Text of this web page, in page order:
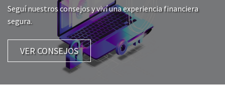
Seguí nuestros consejos y viví una experiencia financiera
segura.
VER CONSEJOS